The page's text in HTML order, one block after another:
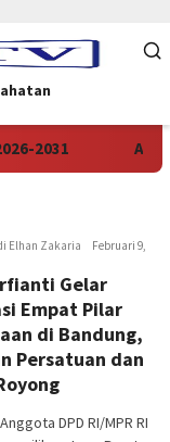
2031
Elhan Zakaria
Februari 9,
Gelar
Empat Pilar
di Bandung,
Persatuan dan
DPD RI/MPR RI